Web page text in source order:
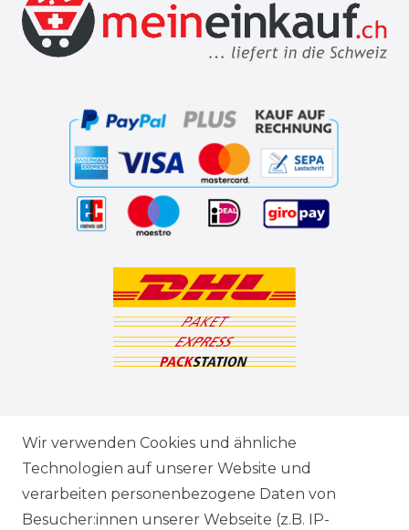
VERSANDARTEN & -KOSTEN
GEWERBETREIBENDE?
Wir verwenden Cookies und ähnliche
Technologien auf unserer Website und
verarbeiten personenbezogene Daten von
Besucher:innen unserer Webseite (z.B. IP-